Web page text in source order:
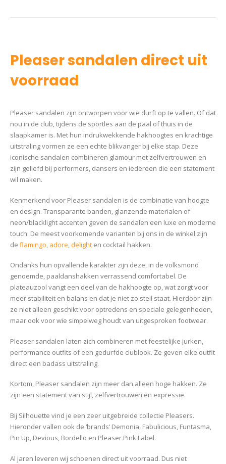
Pleaser sandalen direct uit
voorraad
Pleaser sandalen zijn ontworpen voor wie durft op te vallen. Of dat
nou in de club, tijdens de sportles aan de paal of thuis in de
slaapkamer is. Met hun indrukwekkende hakhoogtes en krachtige
uitstraling vormen ze een echte blikvanger bij elke stap. Deze
iconische sandalen combineren glamour met zelfvertrouwen en
zijn geliefd bij performers, dansers en iedereen die een statement
wil maken.
Kenmerkend voor Pleaser sandalen is de combinatie van hoogte
en design. Transparante banden, glanzende materialen of
neon/blacklight accenten geven de sandalen een luxe en moderne
touch. De meest voorkomende varianten bij ons in de winkel zijn
de flamingo, adore,delight en cocktail hakken.
Ondanks hun opvallende karakter zijn deze, in de volksmond
genoemde, paaldanshakken verrassend comfortabel. De
plateauzool vangt een deel van de hakhoogte op, wat zorgt voor
meer stabiliteit en balans en dat je niet zo steil staat. Hierdoor zijn
ze niet alleen geschikt voor optredens en speciale gelegenheden,
maar ook voor wie simpelweg houdt van uitgesproken footwear.
Pleaser sandalen laten zich combineren met feestelijke jurken,
performance outfits of een gedurfde clublook. Ze geven elke outfit
direct een badass uitstraling.
Kortom, Pleaser sandalen zijn meer dan alleen hoge hakken. Ze
zijn een statement van stijl, zelfvertrouwen en expressie.
Bij Silhouette vind je een zeer uitgebreide collectie Pleasers.
Hieronder vallen ook de ‘brands’ Demonia, Fabulicious, Funtasma,
Pin Up, Devious, Bordello en Pleaser Pink Label.
Al jaren leveren wij schoenen direct uit voorraad. Dus niet